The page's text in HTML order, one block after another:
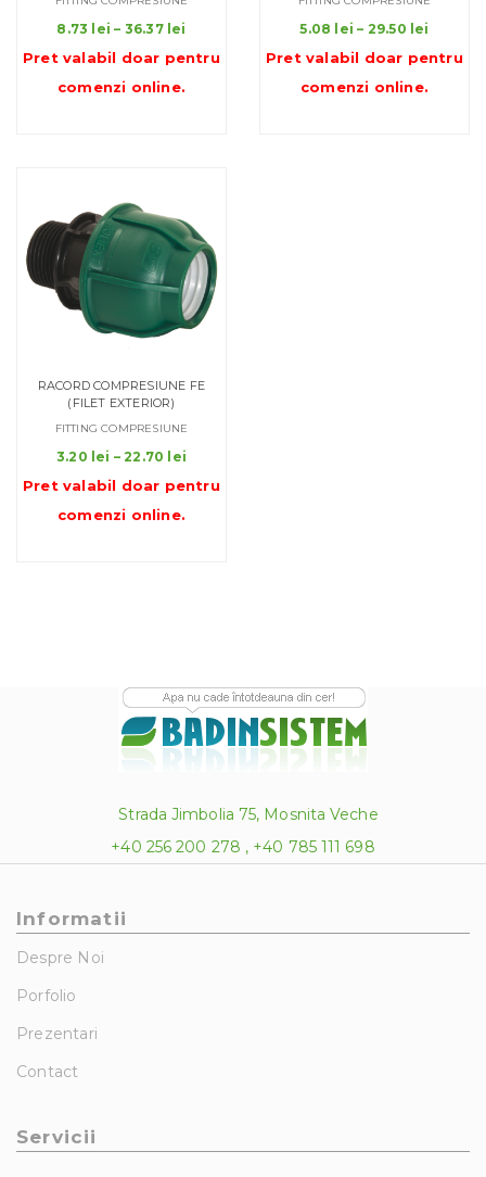
8.73 lei – 36.37 lei
prețuri:
Pret valabil doar pentru
comenzi online.
5.08 lei – 29.50 lei
prețuri:
Pret valabil doar pentru
comenzi online.
RACORD COMPRESIUNE FE
(FILET EXTERIOR)
FITTING COMPRESIUNE
3.20 lei – 22.70 lei
prețuri:
Pret valabil doar pentru
comenzi online.
Strada Jimbolia 75, Mosnita Veche
+40 256 200 278 , +40 785 111 698
Informatii
Despre Noi
Porfolio
Prezentari
Contact
Servicii